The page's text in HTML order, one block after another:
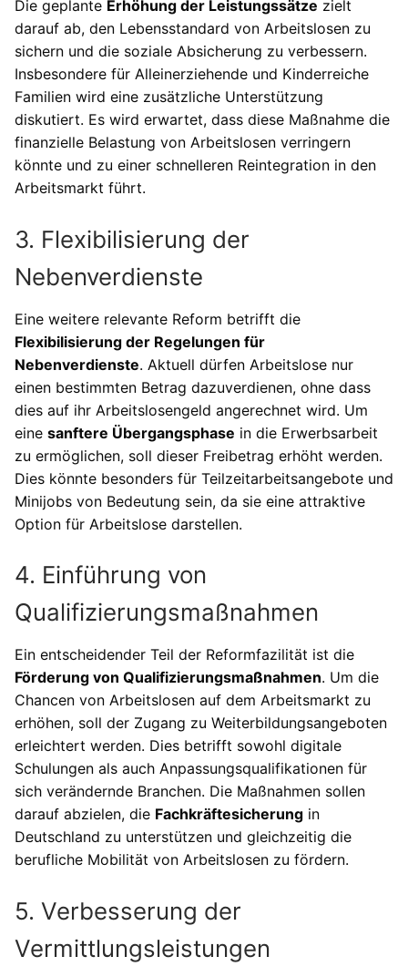
Die geplante Erhöhung der Leistungssätze zielt
darauf ab, den Lebensstandard von Arbeitslosen zu
sichern und die soziale Absicherung zu verbessern.
Insbesondere für Alleinerziehende und Kinderreiche
Familien wird eine zusätzliche Unterstützung
diskutiert. Es wird erwartet, dass diese Maßnahme die
finanzielle Belastung von Arbeitslosen verringern
könnte und zu einer schnelleren Reintegration in den
Arbeitsmarkt führt.
3. Flexibilisierung der
Nebenverdienste
Eine weitere relevante Reform betrifft die
Flexibilisierung der Regelungen für
Nebenverdienste. Aktuell dürfen Arbeitslose nur
einen bestimmten Betrag dazuverdienen, ohne dass
dies auf ihr Arbeitslosengeld angerechnet wird. Um
eine sanftere Übergangsphase in die Erwerbsarbeit
zu ermöglichen, soll dieser Freibetrag erhöht werden.
Dies könnte besonders für Teilzeitarbeitsangebote und
Minijobs von Bedeutung sein, da sie eine attraktive
Option für Arbeitslose darstellen.
4. Einführung von
Qualifizierungsmaßnahmen
Ein entscheidender Teil der Reformfazilität ist die
Förderung von Qualifizierungsmaßnahmen. Um die
Chancen von Arbeitslosen auf dem Arbeitsmarkt zu
erhöhen, soll der Zugang zu Weiterbildungsangeboten
erleichtert werden. Dies betrifft sowohl digitale
Schulungen als auch Anpassungsqualifikationen für
sich verändernde Branchen. Die Maßnahmen sollen
darauf abzielen, die Fachkräftesicherung in
Deutschland zu unterstützen und gleichzeitig die
berufliche Mobilität von Arbeitslosen zu fördern.
5. Verbesserung der
Vermittlungsleistungen